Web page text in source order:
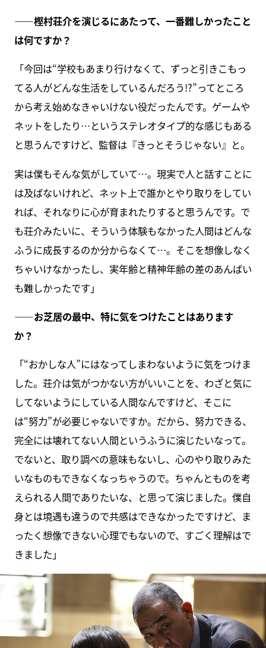
――樫村荘介を演じるにあたって、一番難しかったこと
は何ですか？
「今回は“学校もあまり行けなくて、ずっと引きこもっ
てる人がどんな生活をしているんだろう!?”ってところ
から考え始めなきゃいけない役だったんです。ゲームや
ネットをしたり…というステレオタイプ的な感じもある
と思うんですけど、監督は『きっとそうじゃない』と。
実は僕もそんな気がしていて…。現実で人と話すことに
は及ばないけれど、ネット上で誰かとやり取りをしてい
れば、それなりに心が育まれたりすると思うんです。で
も荘介みたいに、そういう体験もなかった人間はどんな
ふうに成長するのか分からなくて…。そこを想像しなく
ちゃいけなかったし、実年齢と精神年齢の差のあんばい
も難しかったです」
――お芝居の最中、特に気をつけたことはあります
か？
「“おかしな人”にはなってしまわないように気をつけま
した。荘介は気がつかない方がいいことを、わざと気に
してないようにしている人間なんですけど、そこに
は“努力”が必要じゃないですか。だから、努力できる、
完全には壊れてない人間というふうに演じたいなって。
でないと、取り調べの意味もないし、心のやり取りみた
いなものもできなくなっちゃうので。ちゃんとものを考
えられる人間でありたいな、と思って演じました。僕自
身とは境遇も違うので共感はできなかったですけど、ま
ったく想像できない心理でもないので、すごく理解はで
きました」